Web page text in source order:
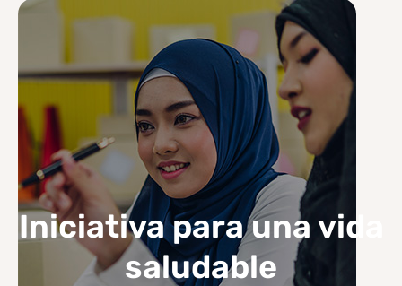
Iniciativa para una vida
saludable